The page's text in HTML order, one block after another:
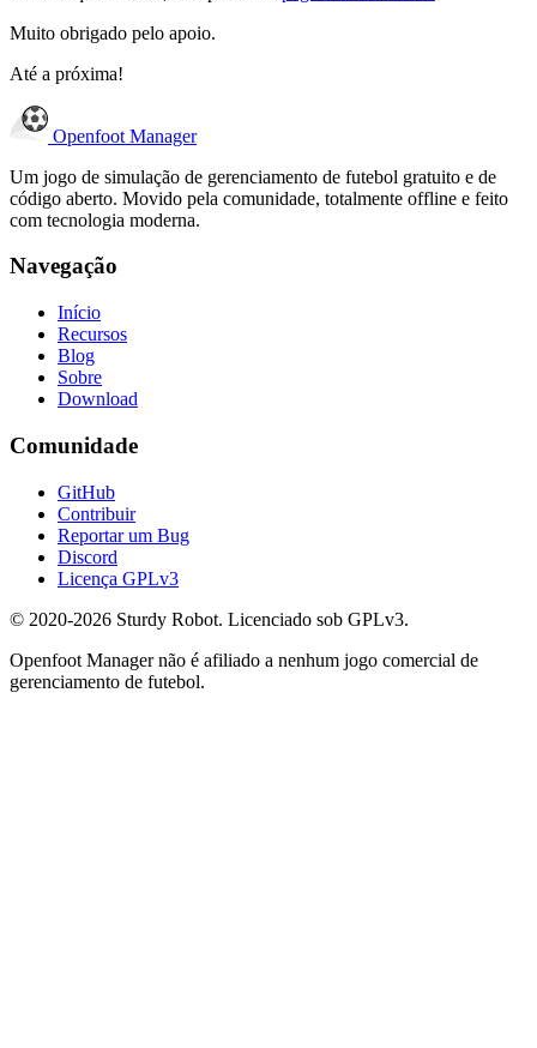
Muito obrigado pelo apoio.
Até a próxima!
Openfoot Manager
Um jogo de simulação de gerenciamento de futebol gratuito e de
código aberto. Movido pela comunidade, totalmente offline e feito
com tecnologia moderna.
Navegação
Início
Recursos
Blog
Sobre
Download
Comunidade
GitHub
Contribuir
Reportar um Bug
Discord
Licença GPLv3
© 2020-2026 Sturdy Robot. Licenciado sob GPLv3.
Openfoot Manager não é afiliado a nenhum jogo comercial de
gerenciamento de futebol.